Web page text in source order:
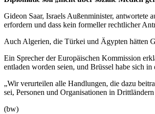
Gideon Saar, Israels Außenminister, antwortete
erfordern und dass kein formeller rechtlicher
Auch Algerien, die Türkei und Ägypten hätten
Ein Sprecher der Europäischen Kommission
entladen worden seien, und Brüssel habe sich
„Wir verurteilen alle Handlungen, die dazu
sei, Personen und Organisationen in
(bw)